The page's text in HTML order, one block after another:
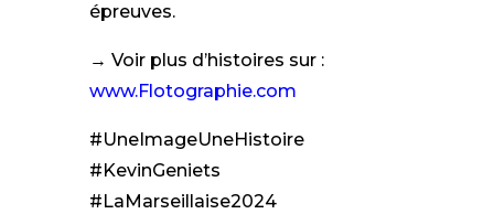
épreuves.
→ Voir plus d’histoires sur :
www.Flotographie.com
#UneImageUneHistoire
#KevinGeniets
#LaMarseillaise2024